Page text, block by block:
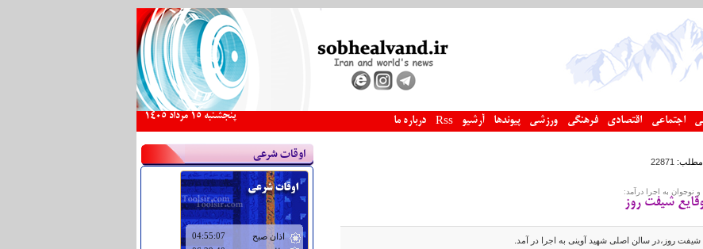
اجتماعی اقتصادی فرهنگی ورزشی پیوندها آرشیو Rss درباره ما پنجشنبه 15 مرداد 1405
اوقات شرعی مطلب: 22871
نوجوان به اجرا درآمد:
شیفت روز
روز،در سالن اصلی شهید آوینی به اجرا در آمد.